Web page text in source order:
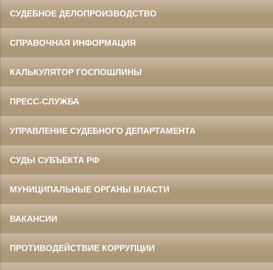
СУДЕБНОЕ ДЕЛОПРОИЗВОДСТВО
СПРАВОЧНАЯ ИНФОРМАЦИЯ
КАЛЬКУЛЯТОР ГОСПОШЛИНЫ
ПРЕСС-СЛУЖБА
УПРАВЛЕНИЕ СУДЕБНОГО ДЕПАРТАМЕНТА
СУДЫ СУБЪЕКТА РФ
МУНИЦИПАЛЬНЫЕ ОРГАНЫ ВЛАСТИ
ВАКАНСИИ
ПРОТИВОДЕЙСТВИЕ КОРРУПЦИИ